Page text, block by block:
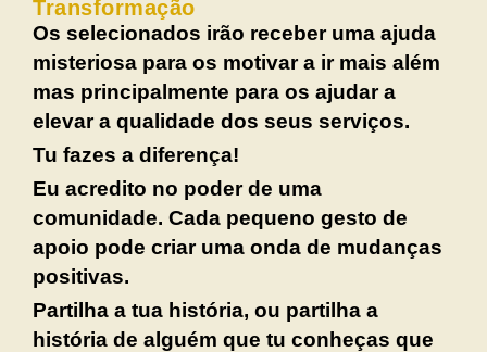
Transformação
Os selecionados irão receber uma ajuda
misteriosa para os motivar a ir mais além
mas principalmente para os ajudar a
elevar a qualidade dos seus serviços.
Tu fazes a diferença!
Eu acredito no poder de uma
comunidade. Cada pequeno gesto de
apoio pode criar uma onda de mudanças
positivas.
Partilha a tua história, ou partilha a
história de alguém que tu conheças que